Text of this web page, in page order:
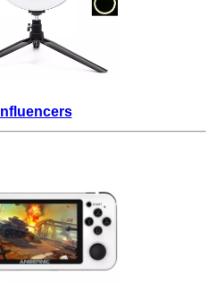
Influencers